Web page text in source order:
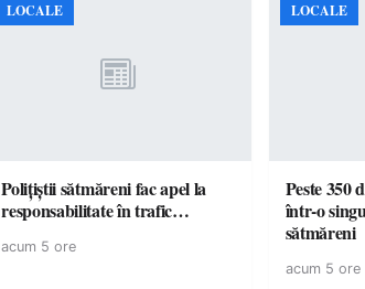
LOCALE
Polițiștii sătmăreni fac apel la
responsabilitate în trafic…
acum 5 ore
LOCALE
Peste 350
într-o
sătmăreni
acum 5 ore